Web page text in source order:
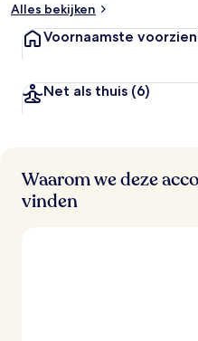
Alles bekijken
Voornaamste
Net als thuis (6)
Waarom we deze
vinden